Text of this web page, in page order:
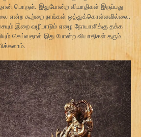
பொருள். இதுபோன்ற வியாதிகள் இருப்பது
என்ற கூற்றை நாங்கள் ஒத்துக்கொள்ளவில்லை.
இறை வழிபாடும் ஏழை நோயாளிக்கு தக்க
செய்வதால் இது போன்ற வியாதிகள் தரும்